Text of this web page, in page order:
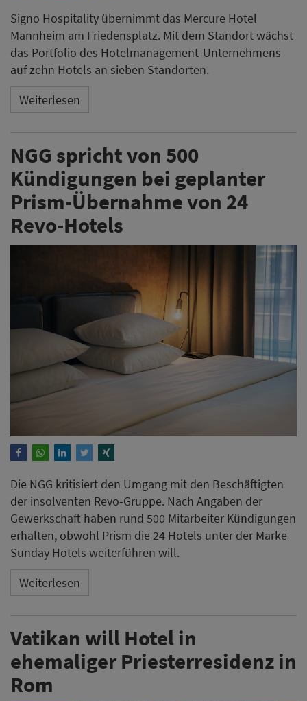
Signo Hospitality übernimmt das Mercure Hotel
Mannheim am Friedensplatz. Mit dem Standort wächst
das Portfolio des Hotelmanagement-Unternehmens
auf zehn Hotels an sieben Standorten.
Weiterlesen
NGG spricht von 500
Kündigungen bei geplanter
Prism-Übernahme von 24
Revo-Hotels
Die NGG kritisiert den Umgang mit den Beschäftigten
der insolventen Revo-Gruppe. Nach Angaben der
Gewerkschaft haben rund 500 Mitarbeiter Kündigungen
erhalten, obwohl Prism die 24 Hotels unter der Marke
Sunday Hotels weiterführen will.
Weiterlesen
Vatikan will Hotel in
ehemaliger Priesterresidenz in
Rom